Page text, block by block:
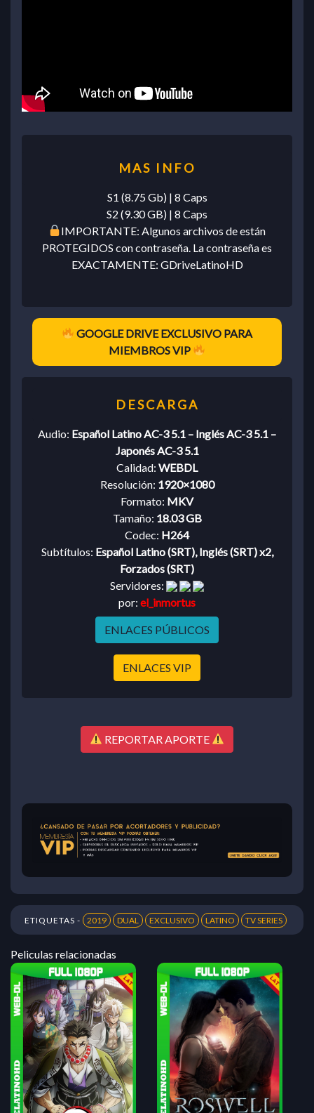
S1 (8.75 Gb) | 8 Caps
S2 (9.30 GB) | 8 Caps
IMPORTANTE: Algunos archivos de están
PROTEGIDOS con contraseña. La contraseña es
EXACTAMENTE: GDriveLatinoHD
GOOGLE DRIVE EXCLUSIVO PARA
MIEMBROS VIP
Audio: Español Latino AC-3 5.1 – Inglés AC-3 5.1 –
Japonés AC-3 5.1
Calidad: WEBDL
Resolución: 1920×1080
Formato: MKV
Tamaño: 18.03 GB
Codec: H264
Subtítulos: Español Latino (SRT), Inglés (SRT) x2,
Forzados (SRT)
Servidores:
por: el_inmortus
ENLACES PÚBLICOS
ENLACES VIP
REPORTAR APORTE
ETIQUETAS - 2019 DUAL EXCLUSIVO LATINO TV SERIES
Peliculas relacionadas